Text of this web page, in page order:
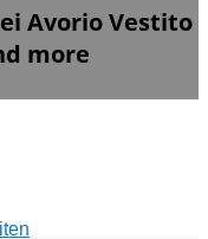
Avorio Vestito
more